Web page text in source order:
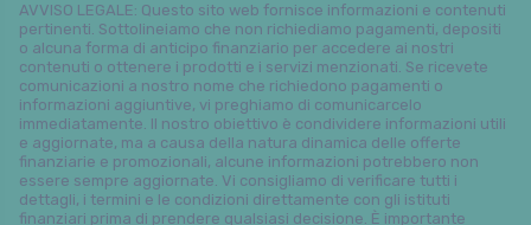
AVVISO LEGALE: Questo sito web fornisce informazioni e contenuti
pertinenti. Sottolineiamo che non richiediamo pagamenti, depositi
o alcuna forma di anticipo finanziario per accedere ai nostri
contenuti o ottenere i prodotti e i servizi menzionati. Se ricevete
comunicazioni a nostro nome che richiedono pagamenti o
informazioni aggiuntive, vi preghiamo di comunicarcelo
immediatamente. Il nostro obiettivo è condividere informazioni utili
e aggiornate, ma a causa della natura dinamica delle offerte
finanziarie e promozionali, alcune informazioni potrebbero non
essere sempre aggiornate. Vi consigliamo di verificare tutti i
dettagli, i termini e le condizioni direttamente con gli istituti
finanziari prima di prendere qualsiasi decisione. È importante